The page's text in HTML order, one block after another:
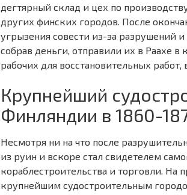
дегтярный склад и цех по
других финских городов. После
угрызения совести из-за разрушений
собрав деньги, отправили их в Раахе в
рабочих для восстановительных
Крупнейший
Финляндии в 1860-
Несмотря ни на что после
из руин и вскоре стал свидетелем
кораблестроительства и торговли. На
крупнейшим судостроительным